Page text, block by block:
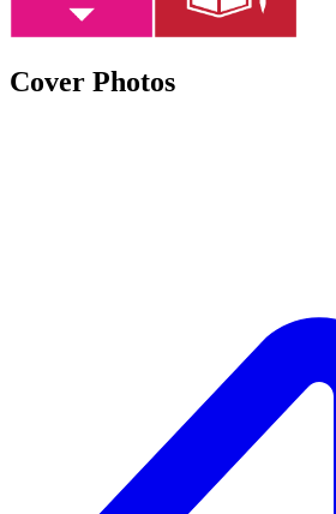
Cover Photos